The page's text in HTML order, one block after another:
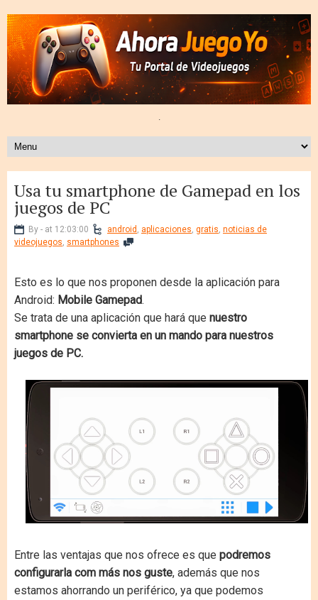
.
Usa tu smartphone de Gamepad en los
juegos de PC
By - at 12:03:00 android , aplicaciones, gratis, noticias de
videojuegos, smartphones
Esto es lo que nos proponen desde la aplicación para
Android: Mobile Gamepad.
Se trata de una aplicación que hará que nuestro
smartphone se convierta en un mando para nuestros
juegos de PC.
Entre las ventajas que nos ofrece es que podremos
configurarla com más nos guste, además que nos
estamos ahorrando un periférico, ya que podemos